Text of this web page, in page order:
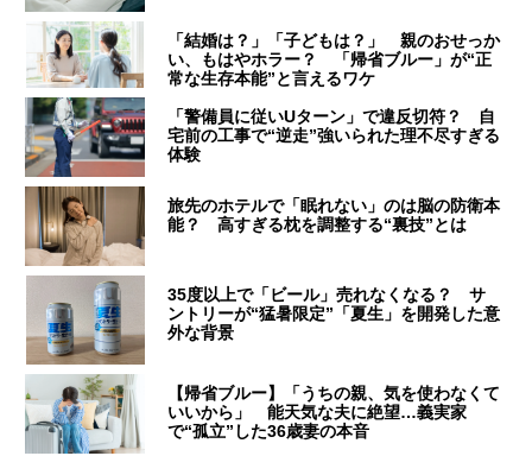
「結婚は？」「子どもは？」 親のおせっか
い、もはやホラー？ 「帰省ブルー」が“正
常な生存本能”と言えるワケ
「警備員に従いUターン」で違反切符？ 自
宅前の工事で“逆走”強いられた理不尽すぎる
体験
旅先のホテルで「眠れない」のは脳の防衛本
能？ 高すぎる枕を調整する“裏技”とは
35度以上で「ビール」売れなくなる？ サ
ントリーが“猛暑限定”「夏生」を開発した意
外な背景
【帰省ブルー】「うちの親、気を使わなくて
いいから」 能天気な夫に絶望…義実家
で“孤立”した36歳妻の本音